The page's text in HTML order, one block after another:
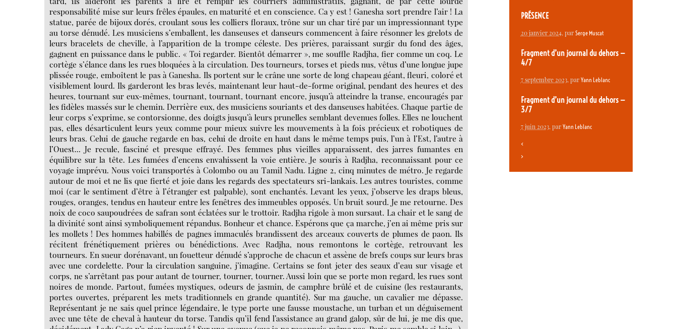
PRÉSENCE
20 janvier 2024, par Serge Muscat
Fragment d’un journal du dehors —
4/7
7 septembre 2023, par Yann Leblanc
Fragment d’un journal du dehors —
3/7
7 juin 2023, par Yann Leblanc
<
>